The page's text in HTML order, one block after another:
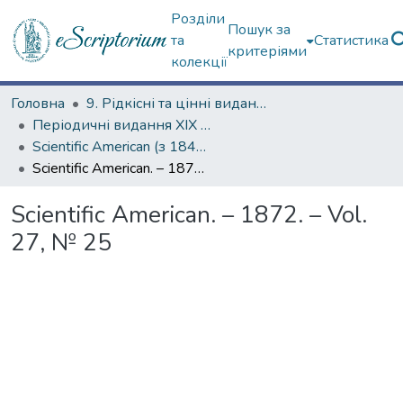
Розділи
та
колекції
Пошук за
критеріями
Статистика
Головна
9. Рідкісні та цінні видання
Періодичні видання ХІХ ст.
Scientific American (з 1845 р.)
Scientific American. – 1872. – Vol. 27, № 25
Scientific American. – 1872. – Vol.
27, № 25